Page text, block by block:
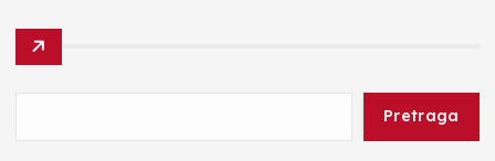
Pretraga